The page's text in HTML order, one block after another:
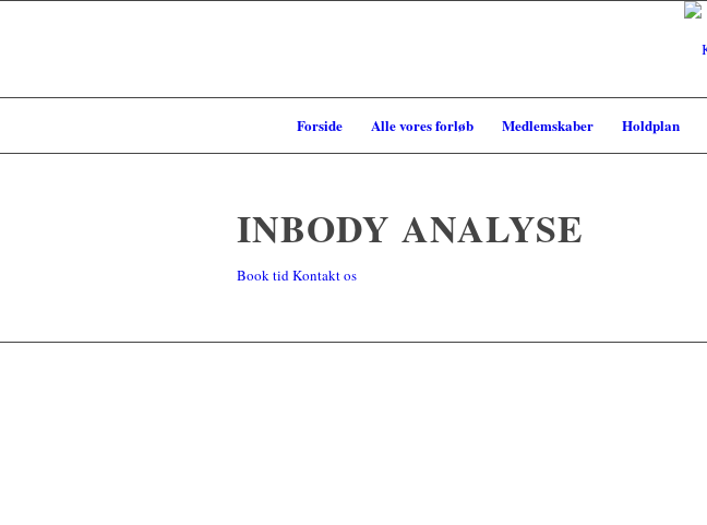
Forside Alle vores forløb Medlemskaber Holdplan
INBODY ANALYSE
Book tidKontakt os